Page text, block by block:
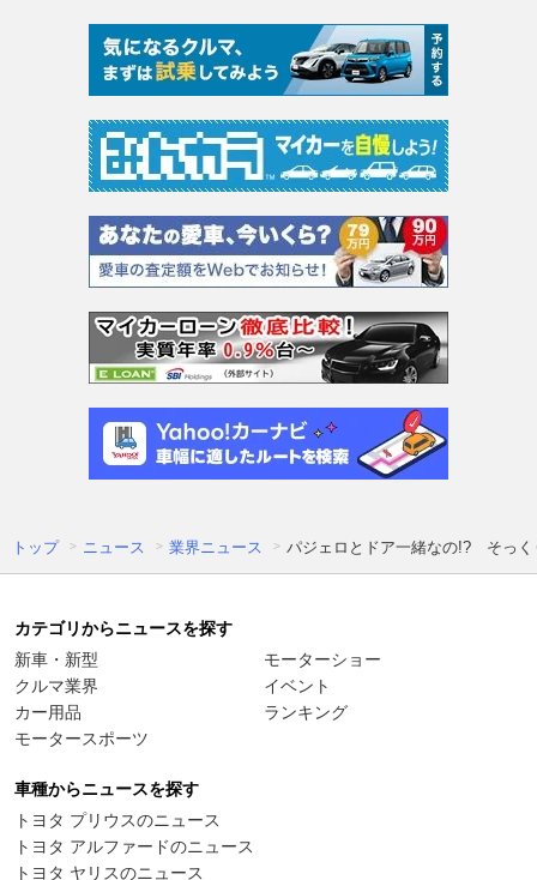
トップ ニュース 業界ニュース パジェロとドア一緒なの!? そっ
カテゴリからニュースを探す
新車・新型
クルマ業界
カー用品
モータースポーツ
モーターショー
イベント
ランキング
車種からニュースを探す
トヨタ プリウスのニュース
トヨタ アルファードのニュース
トヨタ ヤリスのニュース